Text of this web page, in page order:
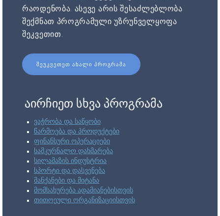
რაოდენობა. ასევე არის შესაძლებლობა
შექმნათ პროგრამული უზრუნველყოფა
შეკვეთით.
ᲨᲔᲣᲙᲕᲔᲗᲔᲗ ᲐᲮᲐᲚᲘ ᲞᲠᲝᲒᲠᲐᲛᲐ
აირჩიეთ სხვა პროგრამა
ვაჭრობა და საწყობი
წარმოება და პროდუქტები
ფინანსური ოპერაციები
სამკურნალო დახმარება
სილამაზის ინდუსტრია
სპორტი და დასვენება
მანქანები და მიტანა
მომსახურება ადამიანებისთვის
თითოეული ორგანიზაციისთვის